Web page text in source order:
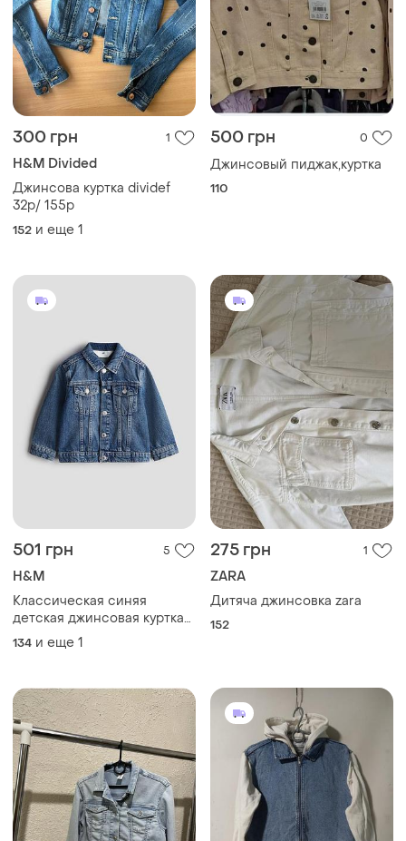
300 грн 1
H&M Divided
Джинсова куртка dividef
32р/ 155р
152 и еще 1
500 грн 0
Джинсовый пиджак,куртка
110
501 грн 5
H&M
Классическая синяя
детская джинсовая куртка
пиджак для девочек с
эффектом потертости h&m
134 и еще 1
275 грн 1
ZARA
Дитяча джинсовка zara
152